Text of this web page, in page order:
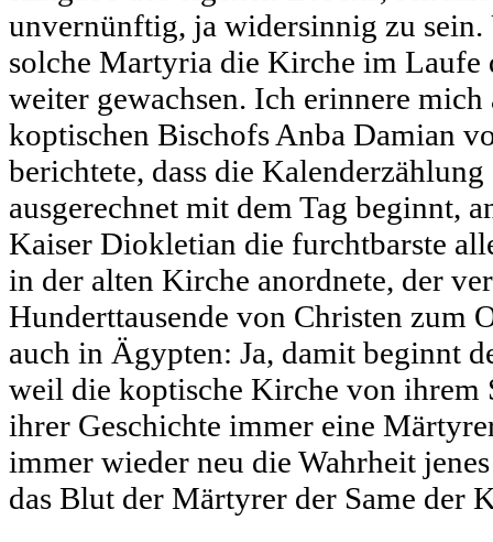
unvernünftig, ja widersinnig zu sein.
solche Martyria die Kirche im Laufe
weiter gewachsen. Ich erinnere mich
koptischen Bischofs Anba Damian
berichtete, dass die
ausgerechnet mit dem Tag beginnt,
Kaiser Diokletian die furchtbarste
in der alten Kirche anordnete, der
Hunderttausende von Christen zum
auch in Ägypten: Ja, damit beginnt
weil die koptische Kirche von ihrem
ihrer Geschichte immer eine
immer wieder neu die Wahrheit
das Blut der Märtyrer der Same der